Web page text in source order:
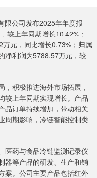
公司发布2025年年度报
较上年同期增长10.42%；
元，同比增长0.73%；归属
净利润为5788.57万元，较
积极推进海外市场拓展，
较上年同期实现增长。产品
品订单持续增加，带动相关
周期影响，冷链智能控制类
药与食品冷链监测记录仪
器等产品的研发、生产和销
案。公司主要产品包括红外